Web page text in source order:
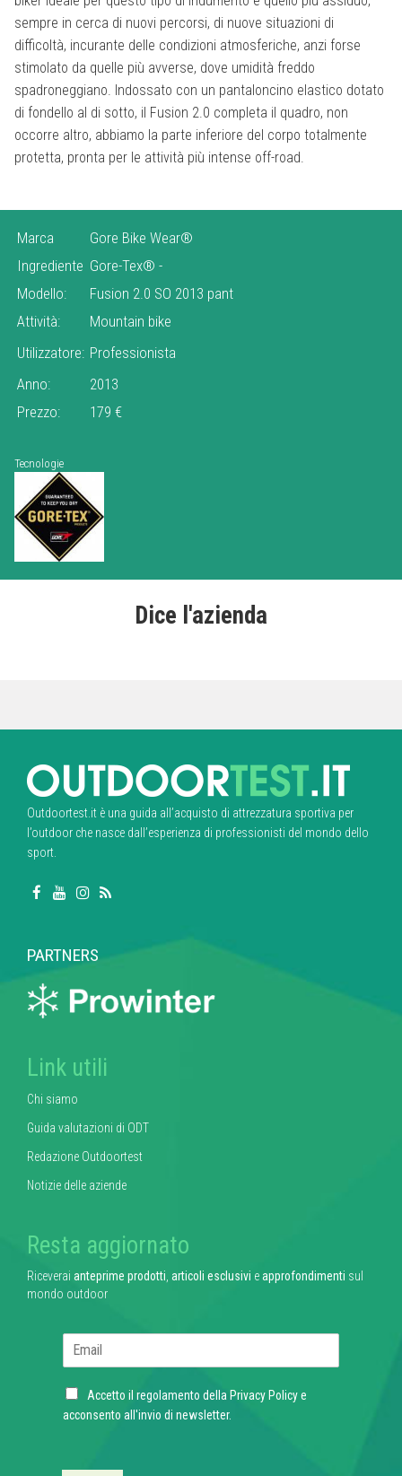
sempre in cerca di nuovi percorsi, di nuove situazioni di
difficoltà, incurante delle condizioni atmosferiche, anzi forse
stimolato da quelle più avverse, dove umidità freddo
spadroneggiano. Indossato con un pantaloncino elastico dotato
di fondello al di sotto, il Fusion 2.0 completa il quadro, non
occorre altro, abbiamo la parte inferiore del corpo totalmente
protetta, pronta per le attività più intense off-road.
Marca
Gore Bike Wear®
Ingrediente Gore-Tex® -
Modello:
Fusion 2.0 SO 2013 pant
Attività:
Mountain bike
Utilizzatore: Professionista
Anno:
2013
Prezzo:
179 €
Tecnologie
Dice l'azienda
Outdoortest.it è una guida all’acquisto di attrezzatura sportiva per
l’outdoor che nasce dall’esperienza di professionisti del mondo dello
sport.
PARTNERS
Link utili
Chi siamo
Guida valutazioni di ODT
Redazione Outdoortest
Notizie delle aziende
Resta aggiornato
Riceverai anteprime prodotti articoli esclusivi eapprofondimenti sul
mondo outdoor
l
C
h
Accetto il regolamento della Privacy Policye
acconsento all'invio di newsletter.